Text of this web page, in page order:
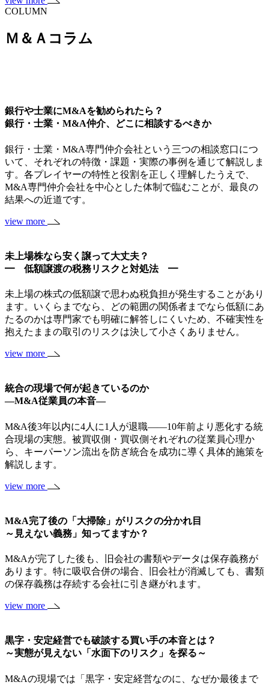
COLUMN
Ｍ＆Ａコラム
銀行や士業にM&Aを勧められたら？
銀行・士業・M&A仲介、どこに相談するべきか
銀行・士業・M&A専門仲介会社という三つの相談窓口につ
いて、それぞれの特徴・課題・実際の事例を通じて解説しま
す。各プレイヤーの特性と役割を正しく理解したうえで、
M&A専門仲介会社を中心とした体制で臨むことが、最良の
結果への近道です。
view more
未上場株なら安く譲って大丈夫？
━ 低額譲渡の税務リスクと対処法 ━
未上場の株式の低額譲で思わぬ税負担が発生することがあり
ます。いくらまでなら、どの範囲の関係者までなら低額にあ
たるのかは専門家でも明確に解答しにくいため、不確実性を
抱えたままの取引のリスクは決して小さくありません。
view more
統合の現場で何が起きているのか
―M&A従業員の本音―
M&A後3年以内に4人に1人が退職——10年前より悪化する統
合現場の実態。被買収側・買収側それぞれの従業員心理か
ら、キーパーソン流出を防ぎ統合を成功に導く具体的施策を
解説します。
view more
M&A完了後の「大掃除」がリスクの分かれ目
～見えない義務」知ってますか？
M&Aが完了した後も、旧会社の書類やデータは保存義務が
あります。特に吸収合併の場合、旧会社が消滅しても、書類
の保存義務は存続する会社に引き継がれます。
view more
黒字・安定経営でも破談する買い手の本音とは？
～実態が見えない「水面下のリスク」を探る～
M&Aの現場では「黒字・安定経営なのに、なぜか最後まで